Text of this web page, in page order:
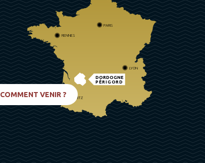
DORDOGNE
PÉRIGORD
PARIS
RENNES
LYON
BIARRITZ
COMMENT VENIR ?